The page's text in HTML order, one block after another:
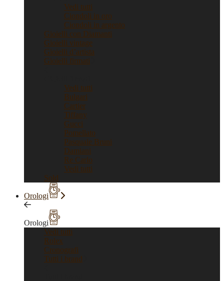
Vedi tutti
Ciondoli in oro
Ciondoli in argento
Gioielli con Diamanti
Gioielli vintage
Gioielli d’artista
Gioielli firmati
Vedi tutti
Bulgari
Cartier
Tiffany
Gucci
Pomellato
Pasquale Bruni
Damiani
Re Carlo
Vedi tutti
Sold
Orologi
Orologi
Vedi tutti
Rolex
Cronografi
Tutti i brand